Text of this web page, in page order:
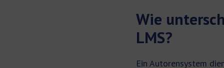
Wie
LMS?
Ein Autorensystem